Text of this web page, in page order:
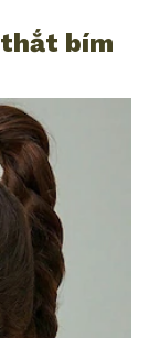
thắt bím